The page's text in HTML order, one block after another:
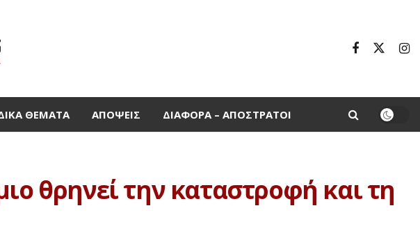
ΘΈΜΑΤΑ ΑΠΌΨΕΙΣ ΔΙΆΦΟΡΑ – ΑΠΌΣΤΡΑΤΟΙ
θρηνεί την καταστροφή και τη